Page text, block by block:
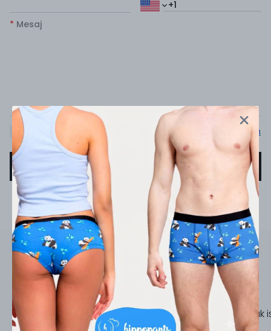
* Mesaj
Kişisel verilerin korunması kanunu okudum, onaylıyorum
GÖNDER
İletişim
Görüş, öneri, talep ya da şikayetinizi paylaşmak